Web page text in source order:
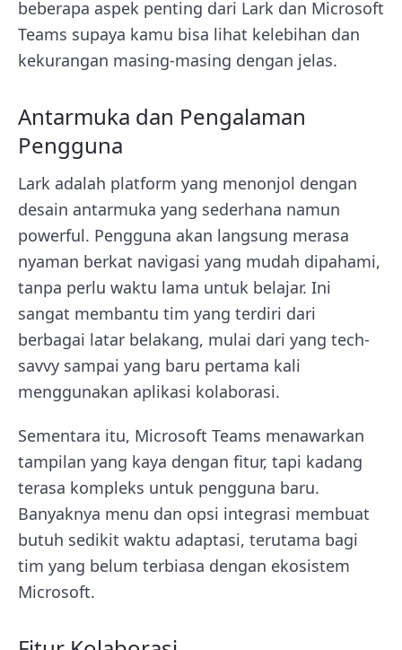
beberapa aspek penting dari Lark dan Microsoft
Teams supaya kamu bisa lihat kelebihan dan
kekurangan masing-masing dengan jelas.
Antarmuka dan Pengalaman
Pengguna
Lark adalah platform yang menonjol dengan
desain antarmuka yang sederhana namun
powerful. Pengguna akan langsung merasa
nyaman berkat navigasi yang mudah dipahami,
tanpa perlu waktu lama untuk belajar. Ini
sangat membantu tim yang terdiri dari
berbagai latar belakang, mulai dari yang tech-
savvy sampai yang baru pertama kali
menggunakan aplikasi kolaborasi.
Sementara itu, Microsoft Teams menawarkan
tampilan yang kaya dengan fitur, tapi kadang
terasa kompleks untuk pengguna baru.
Banyaknya menu dan opsi integrasi membuat
butuh sedikit waktu adaptasi, terutama bagi
tim yang belum terbiasa dengan ekosistem
Microsoft.